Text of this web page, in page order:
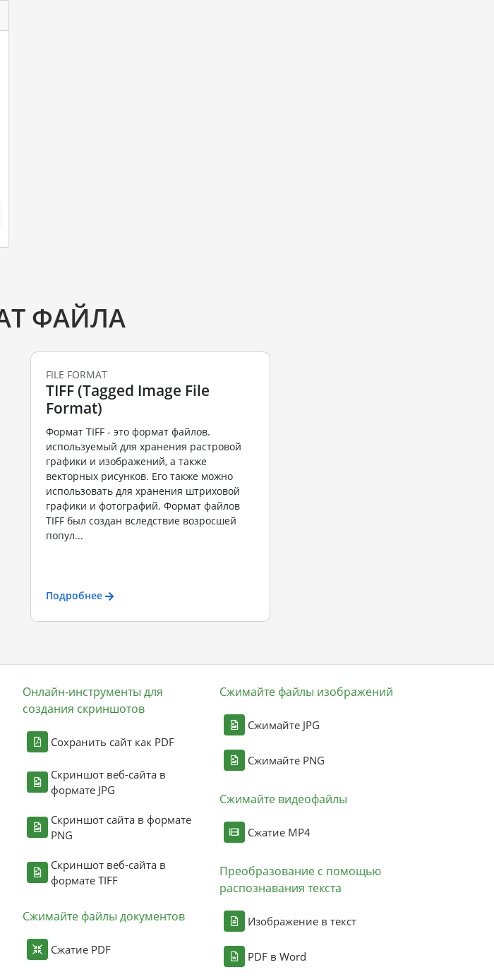
ФАЙЛА
FILE FORMAT
TIFF (Tagged Image File
Format)
Формат TIFF - это формат файлов.
используемый для хранения растровой
графики и изображений, а также
векторных рисунков. Его также можно
использовать для хранения штриховой
графики и фотографий. Формат файлов
TIFF был создан вследствие возросшей
попул...
Подробнее
Онлайн-инструменты для
создания скриншотов
Сохранить сайт как PDF
Скриншот веб-сайта в
формате JPG
Скриншот сайта в формате
PNG
Скриншот веб-сайта в
формате TIFF
Сжимайте файлы документов
Сжатие PDF
Сжимайте файлы изображений
Сжимайте JPG
Сжимайте PNG
Сжимайте видеофайлы
Сжатие MP4
Преобразование с помощью
распознавания текста
Изображение в текст
PDF в Word